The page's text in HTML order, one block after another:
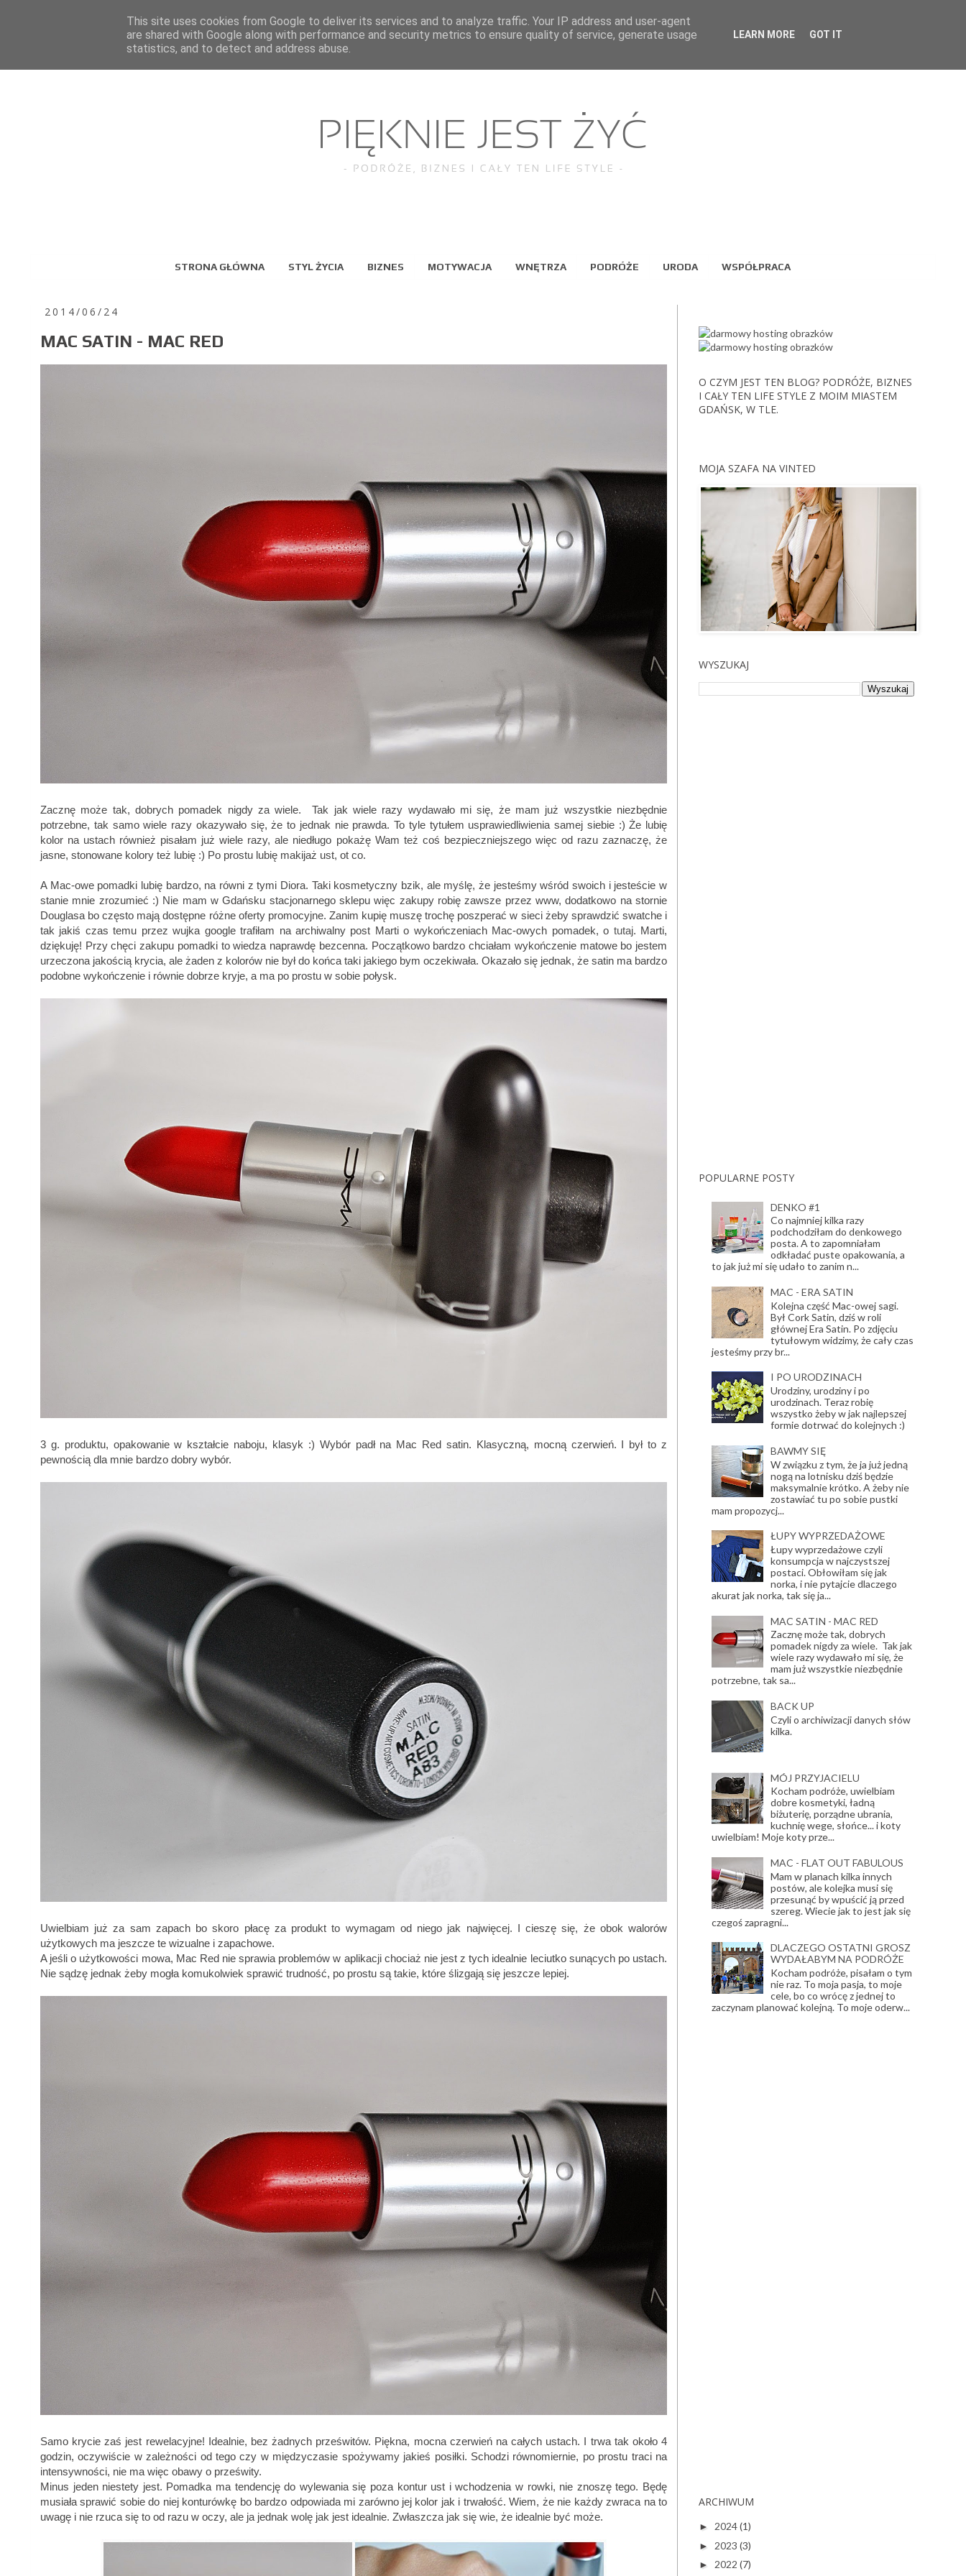
STRONA GŁÓWNA STYL ŻYCIA BIZNES MOTYWACJA WNĘTRZA PODRÓŻE URODA WSPÓŁPRACA
2014/06/24
MAC SATIN - MAC RED
Zacznę może tak, dobrych pomadek nigdy za wiele. Tak jak wiele razy wydawało mi się, że mam już wszystkie niezbędnie
potrzebne, tak samo wiele razy okazywało się, że to jednak nie prawda. To tyle tytułem usprawiedliwienia samej siebie :) Że lubię
kolor na ustach również pisałam już wiele razy, ale niedługo pokażę Wam też coś bezpieczniejszego więc od razu zaznaczę, że
jasne, stonowane kolory też lubię :) Po prostu lubię makijaż ust, ot co.
A Mac-owe pomadki lubię bardzo, na równi z tymi Diora. Taki kosmetyczny bzik, ale myślę, że jesteśmy wśród swoich i jesteście w
stanie mnie zrozumieć :) Nie mam w Gdańsku stacjonarnego sklepu więc zakupy robię zawsze przez www, dodatkowo na stornie
Douglasa bo często mają dostępne różne oferty promocyjne. Zanim kupię muszę trochę poszperać w sieci żeby sprawdzić swatche i
tak jakiś czas temu przez wujka google trafiłam na archiwalny post Marti o wykończeniach Mac-owych pomadek, o tutaj. Marti,
dziękuję! Przy chęci zakupu pomadki to wiedza naprawdę bezcenna. Początkowo bardzo chciałam wykończenie matowe bo jestem
urzeczona jakością krycia, ale żaden z kolorów nie był do końca taki jakiego bym oczekiwała. Okazało się jednak, że satin ma bardzo
podobne wykończenie i równie dobrze kryje, a ma po prostu w sobie połysk.
3 g. produktu, opakowanie w kształcie naboju, klasyk :) Wybór padł na Mac Red satin. Klasyczną, mocną czerwień. I był to z
pewnością dla mnie bardzo dobry wybór.
Uwielbiam już za sam zapach bo skoro płacę za produkt to wymagam od niego jak najwięcej. I cieszę się, że obok walorów
użytkowych ma jeszcze te wizualne i zapachowe.
A jeśli o użytkowości mowa, Mac Red nie sprawia problemów w aplikacji chociaż nie jest z tych idealnie leciutko sunących po ustach.
Nie sądzę jednak żeby mogła komukolwiek sprawić trudność, po prostu są takie, które ślizgają się jeszcze lepiej.
Samo krycie zaś jest rewelacyjne! Idealnie, bez żadnych prześwitów. Piękna, mocna czerwień na całych ustach. I trwa tak około 4
godzin, oczywiście w zależności od tego czy w międzyczasie spożywamy jakieś posiłki. Schodzi równomiernie, po prostu traci na
intensywności, nie ma więc obawy o prześwity.
Minus jeden niestety jest. Pomadka ma tendencję do wylewania się poza kontur ust i wchodzenia w rowki, nie znoszę tego. Będę
musiała sprawić sobie do niej konturówkę bo bardzo odpowiada mi zarówno jej kolor jak i trwałość. Wiem, że nie każdy zwraca na to
uwagę i nie rzuca się to od razu w oczy, ale ja jednak wolę jak jest idealnie. Zwłaszcza jak się wie, że idealnie być może.
O CZYM JEST TEN BLOG? PODRÓŻE, BIZNES
I CAŁY TEN LIFE STYLE Z MOIM MIASTEM
GDAŃSK, W TLE.
MOJA SZAFA NA VINTED
WYSZUKAJ
POPULARNE POSTY
DENKO #1
Co najmniej kilka razy
podchodziłam do denkowego
posta. A to zapomniałam
odkładać puste opakowania, a
to jak już mi się udało to zanim n...
MAC - ERA SATIN
Kolejna część Mac-owej sagi.
Był Cork Satin, dziś w roli
głównej Era Satin. Po zdjęciu
tytułowym widzimy, że cały czas
jesteśmy przy br...
I PO URODZINACH
Urodziny, urodziny i po
urodzinach. Teraz robię
wszystko żeby w jak najlepszej
formie dotrwać do kolejnych :)
BAWMY SIĘ
W związku z tym, że ja już jedną
nogą na lotnisku dziś będzie
maksymalnie krótko. A żeby nie
zostawiać tu po sobie pustki
mam propozycj...
ŁUPY WYPRZEDAŻOWE
Łupy wyprzedażowe czyli
konsumpcja w najczystszej
postaci. Obłowiłam się jak
norka, i nie pytajcie dlaczego
akurat jak norka, tak się ja...
MAC SATIN - MAC RED
Zacznę może tak, dobrych
pomadek nigdy za wiele. Tak jak
wiele razy wydawało mi się, że
mam już wszystkie niezbędnie
potrzebne, tak sa...
BACK UP
Czyli o archiwizacji danych słów
kilka.
MÓJ PRZYJACIELU
Kocham podróże, uwielbiam
dobre kosmetyki, ładną
biżuterię, porządne ubrania,
kuchnię wege, słońce... i koty
uwielbiam! Moje koty prze...
MAC - FLAT OUT FABULOUS
Mam w planach kilka innych
postów, ale kolejka musi się
przesunąć by wpuścić ją przed
szereg. Wiecie jak to jest jak się
czegoś zapragni...
DLACZEGO OSTATNI GROSZ
WYDAŁABYM NA PODRÓŻE
Kocham podróże, pisałam o tym
nie raz. To moja pasja, to moje
cele, bo co wrócę z jednej to
zaczynam planować kolejną. To moje oderw...
ARCHIWUM
► 2024(1)
► 2023 (3)
► 2022 (7)
This site uses cookies from Google to deliver its services and to analyze traffic. Your IP address and user-agent
are shared with Google along with performance and security metrics to ensure quality of service, generate usage
statistics, and to detect and address abuse.
LEARN MORE GOT IT